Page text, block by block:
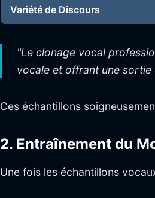
Variété de Discours
"Le clonage vocal
vocale et offrant une sortie
Ces échantillons
2. Entraînement du
Une fois les échantillons